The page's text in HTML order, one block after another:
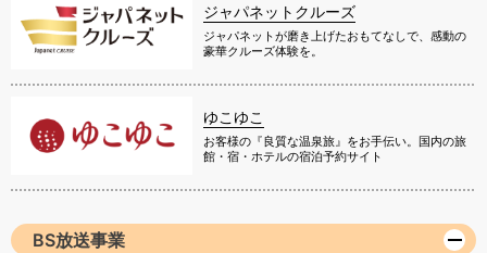
ジャパネットクルーズ
ジャパネットが磨き上げたおもてなしで、感動の
豪華クルーズ体験を。
ゆこゆこ
お客様の『良質な温泉旅』をお手伝い。国内の旅
館・宿・ホテルの宿泊予約サイト
BS放送事業